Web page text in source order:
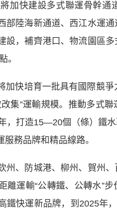
快建設多式聯運骨幹通
部陸海新通道、西江水運
設，補齊港口、物流園區
。
快培育一批具有國際競爭
集”運輸規模。推動多式
，打造15—20個（條）鐵
務品牌和精品線路。
、防城港、柳州、賀州、
運輸“公轉鐵、公轉水”步
鐵快運新品牌，到2025年